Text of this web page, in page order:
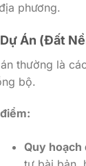
phương.
Án (Đất
thường là
bộ.
Quy hoạch